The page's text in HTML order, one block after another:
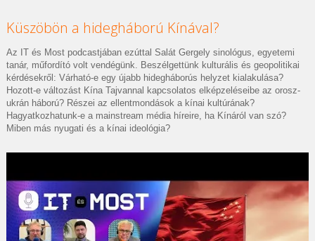
Küszöbön a hidegháború Kínával?
Az IT és Most podcastjában ezúttal Salát Gergely sinológus, egyetemi
tanár, műfordító volt vendégünk. Beszélgettünk kulturális és geopolitikai
kérdésekről: Várható-e egy újabb hidegháborús helyzet kialakulása?
Hozott-e változást Kína Tajvannal kapcsolatos elképzeléseibe az orosz-
ukrán háború? Részei az ellentmondások a kínai kultúrának?
Hagyatkozhatunk-e a mainstream média híreire, ha Kínáról van szó?
Miben más nyugati és a kínai ideológia?